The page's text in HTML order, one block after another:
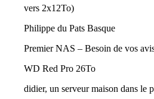
vers 2x12To)
Philippe du Pats Basque
Premier NAS – Besoin de vos
WD Red Pro 26To
didier, un serveur maison dans le